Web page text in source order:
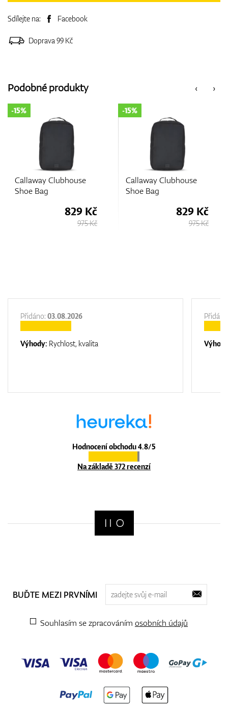
Sdílejte na: Facebook
Doprava 99 Kč
‹
Podobné produkty ›
Callaway Clubhouse
Shoe Bag
-15%
829 Kč
975 Kč
Callaway Clubhouse
Shoe Bag
-15%
829 Kč
975 Kč
Hodnocení obchodu 4.8/5
Na základě 372 recenzí
Přidáno: 03.08.2026
Výhody: Rychlost, kvalita
BUĎTE MEZI PRVNÍMI
Souhlasím se zpracováním osobních údajů